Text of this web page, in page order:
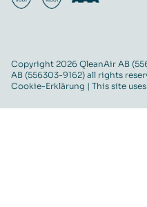
Copyright 2026 QleanAir AB
AB (556303-9162) all rights
Cookie-Erklärung | This site